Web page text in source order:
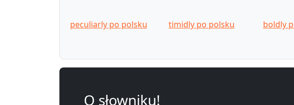
peculiarly po polsku
timidly po polsku boldly
O słowniku!